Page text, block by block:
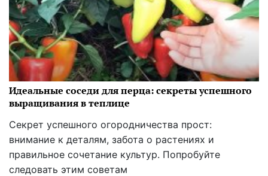
Идеальные соседи для перца: секреты успешного
выращивания в теплице
Секрет успешного огородничества прост:
внимание к деталям, забота о растениях и
правильное сочетание культур. Попробуйте
следовать этим советам